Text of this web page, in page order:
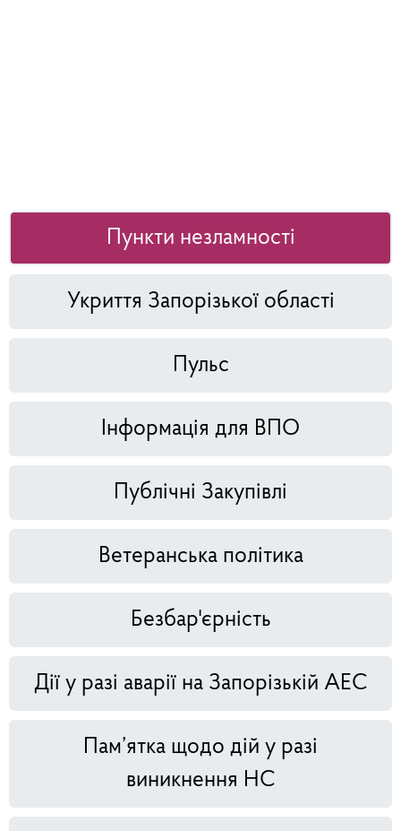
Пункти незламності
Укриття Запорізької області
Пульс
Інформація для ВПО
Публічні Закупівлі
Ветеранська політика
Безбар'єрність
Дії у разі аварії на Запорізькій АЕС
Пам’ятка щодо дій у разі
виникнення НС